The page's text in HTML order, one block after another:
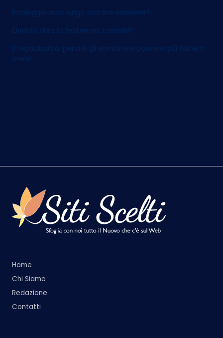
Il noleggio auto lungo termine conviene?
Quanto dura la febbre nei bambini?
Il regolabarba: perché gli uomini non possono più farne a
meno
Home
Chi Siamo
Redazione
Contatti